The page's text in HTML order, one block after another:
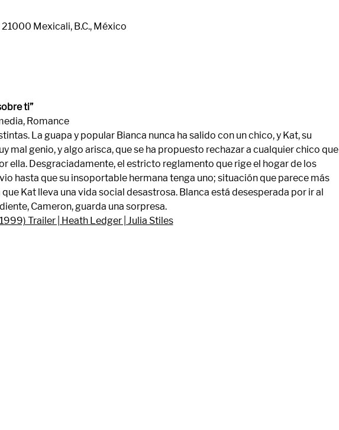
Mexicali, B.C., México
ti”
Romance
La guapa y popular Bianca nunca ha salido con un chico, y Kat, su
mal genio, y algo arisca, que se ha propuesto rechazar a cualquier chico que
ella. Desgraciadamente, el estricto reglamento que rige el hogar de los
hasta que su insoportable hermana tenga uno; situación que parece más
Kat lleva una vida social desastrosa. Blanca está desesperada por ir al
Cameron, guarda una sorpresa.
Trailer | Heath Ledger | Julia Stiles